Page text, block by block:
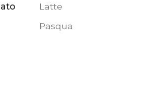
Latte
Pasqua